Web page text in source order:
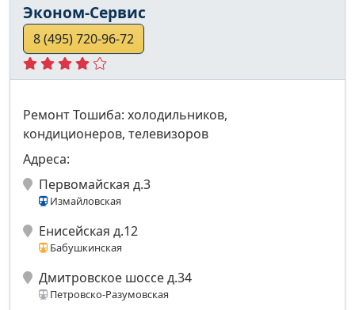
Эконом-Сервис
8 (495) 720-96-72
Ремонт Тошиба: холодильников,
кондиционеров, телевизоров
Адреса:
Первомайская д.3
Измайловская
Енисейская д.12
Бабушкинская
Дмитровское шоссе д.34
Петровско-Разумовская